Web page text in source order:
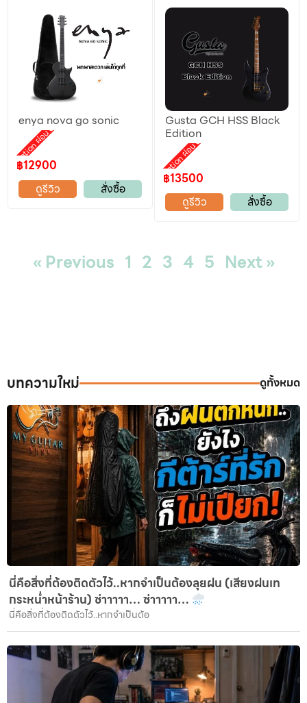
enya nova go sonic
Promotion ผ่อน 0%
฿12900
ดูรีวิว
สั่งซื้อ
Gusta GCH HSS Black
Edition
Promotion ผ่อน 0%
฿13500
ดูรีวิว
สั่งซื้อ
« Previous 1 2 3 4 5 Next »
บทความใหม่ ดูทั้งหมด
นี่คือสิ่งที่ต้องติดตัวไว้..หากจำเป็นต้องลุยฝน (เสียงฝนเท
กระหน่ำหน้าร้าน) ซ่าาาาา… ซ่าาาาา…
นี่คือสิ่งที่ต้องติดตัวไว้..หากจำเป็นต้อ